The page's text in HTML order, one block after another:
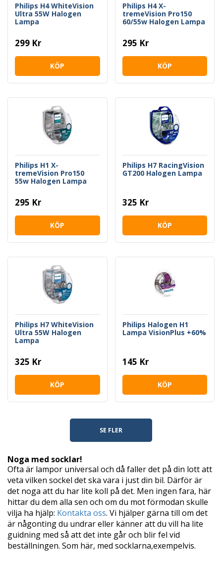
Philips H4 WhiteVision
Ultra 55W Halogen
Lampa
299 Kr
KÖP
Philips H4 X-
tremeVision Pro150
60/55w Halogen Lampa
295 Kr
KÖP
Philips H1 X-
tremeVision Pro150
55w Halogen Lampa
295 Kr
KÖP
Philips H7 RacingVision
GT200 Halogen Lampa
325 Kr
KÖP
Philips H7 WhiteVision
Ultra 55W Halogen
Lampa
325 Kr
KÖP
Philips Halogen H1
Lampa VisionPlus +60%
145 Kr
KÖP
SE FLER
Noga med socklar!
Ofta är lampor universal och då faller det på din lott att
veta vilken sockel det ska vara i just din bil. Därför är
det noga att du har lite koll på det. Men ingen fara, här
hittar du dem alla sen och om du mot förmodan skulle
vilja ha hjälp: Kontakta oss. Vi hjälper gärna till om det
är någonting du undrar eller känner att du vill ha lite
guidning med så att det inte går och blir fel vid
beställningen. Som här, med socklarna,exempelvis.